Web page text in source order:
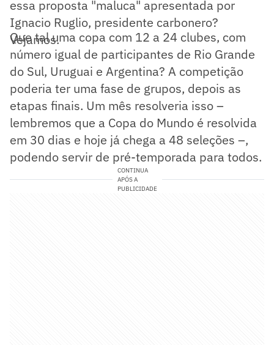
essa proposta "maluca" apresentada por
Ignacio Ruglio, presidente carbonero?
Vejamos.
Que tal uma copa com 12 a 24 clubes, com
número igual de participantes de Rio Grande
do Sul, Uruguai e Argentina? A competição
poderia ter uma fase de grupos, depois as
etapas finais. Um mês resolveria isso –
lembremos que a Copa do Mundo é resolvida
em 30 dias e hoje já chega a 48 seleções –,
podendo servir de pré-temporada para todos.
CONTINUA
APÓS A
PUBLICIDADE